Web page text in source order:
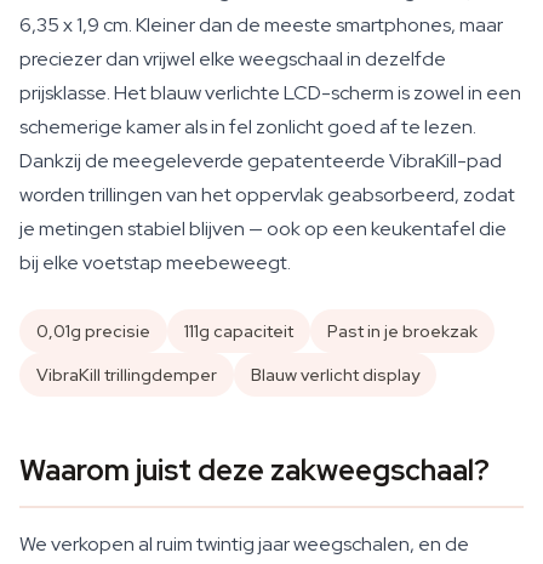
6,35 x 1,9 cm. Kleiner dan de meeste smartphones, maar
preciezer dan vrijwel elke weegschaal in dezelfde
prijsklasse. Het blauw verlichte LCD-scherm is zowel in een
schemerige kamer als in fel zonlicht goed af te lezen.
Dankzij de meegeleverde gepatenteerde VibraKill-pad
worden trillingen van het oppervlak geabsorbeerd, zodat
je metingen stabiel blijven — ook op een keukentafel die
bij elke voetstap meebeweegt.
0,01g precisie 111g capaciteit
Past in je broekzak
VibraKill trillingdemper
Blauw verlicht display
Waarom juist deze zakweegschaal?
We verkopen al ruim twintig jaar weegschalen, en de